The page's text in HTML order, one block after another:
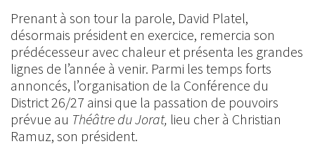
Prenant à son tour la parole, David Platel,
désormais président en exercice, remercia son
prédécesseur avec chaleur et présenta les grandes
lignes de l’année à venir. Parmi les temps forts
annoncés, l’organisation de la Conférence du
District 26/27 ainsi que la passation de pouvoirs
prévue au Théâtre du Jorat, lieu cher à Christian
Ramuz, son président.